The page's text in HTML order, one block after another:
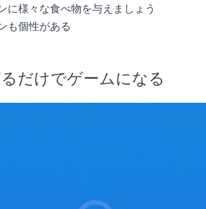
に様々な食べ物を与えましょう
も個性がある
るだけでゲームになる